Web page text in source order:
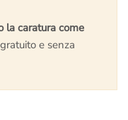
la caratura come
e senza